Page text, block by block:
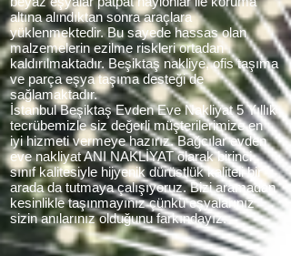
altına alındıktan sonra araçlara
yüklenmektedir. Bu sayede hassas olan
malzemelerin ezilme riskleri ortadan
kaldırılmaktadır. Beşiktaş nakliye, ofis taşıma
ve parça eşya taşıma desteği de
sağlamaktadır.
İstanbul Beşiktaş Evden Eve Nakliyat 5 Yıllık
tecrübemizle siz değerli müşterilerimize en
iyi hizmeti vermeye hazırız. Bağcılar evden
eve nakliyat ANI NAKLİYAT olarak birinci
sınıf kalitesiyle hijyenik dürüstlük kaliteli bir
arada da tutmaya çalışıyoruz. Bizi aramadan
kesinlikle taşınmayınız çünkü eşyalarınız
sizin anılarınız olduğunu farkındayız.